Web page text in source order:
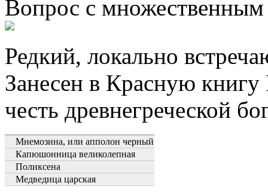
Вопрос с
Редкий, локально
Занесен в Красную книгу
честь древнегреческой
Мнемозина, или апполон черный
Капюшонница великолепная
Поликсена
Медведица царская